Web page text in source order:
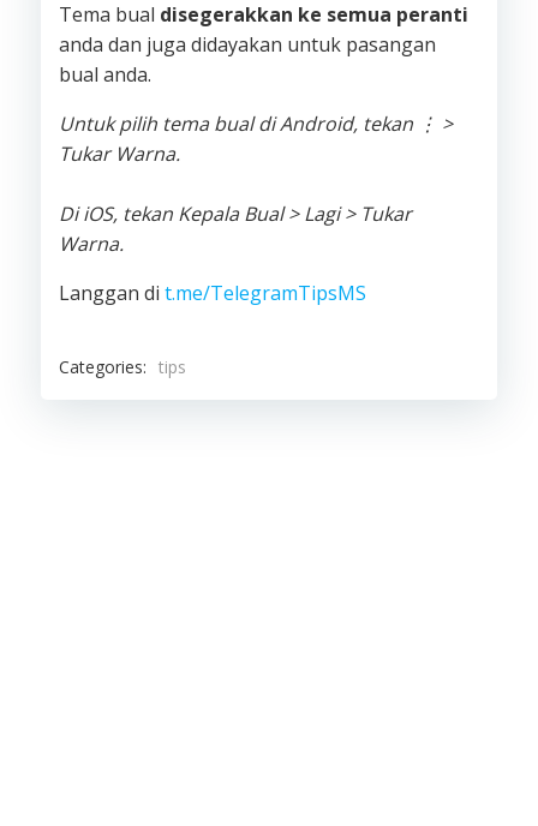
Tema bual disegerakkan ke semua peranti
anda dan juga didayakan untuk pasangan
bual anda.
Untuk pilih tema bual di Android, tekan ⋮ >
Tukar Warna.
Di iOS, tekan Kepala Bual > Lagi > Tukar
Warna.
Langgan di t.me/TelegramTipsMS
Categories: tips